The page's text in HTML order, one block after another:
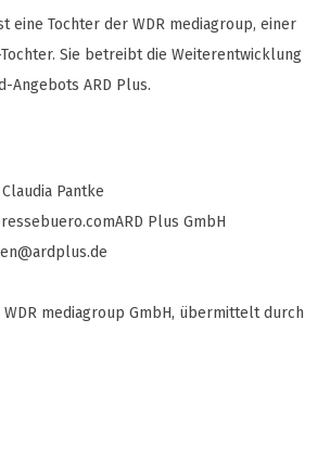
eine Tochter der WDR mediagroup, einer
Sie betreibt die Weiterentwicklung
Angebots ARD Plus.
Pantke
Plus GmbH
mediagroup GmbH, übermittelt durch